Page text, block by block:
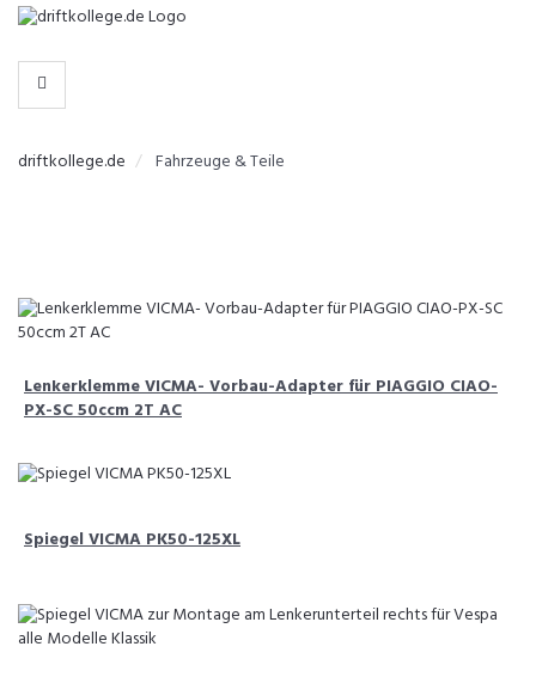
-
HERSTELLER
WÄHLEN
driftkollege.de Fahrzeuge & Teile
Lenkerklemme VICMA- Vorbau-Adapter für PIAGGIO CIAO-
PX-SC 50ccm 2T AC
Spiegel VICMA PK50-125XL